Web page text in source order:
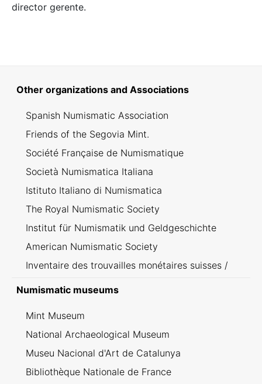
director gerente.
Other organizations and Associations
Spanish Numismatic Association
Friends of the Segovia Mint.
Société Française de Numismatique
Società Numismatica Italiana
Istituto Italiano di Numismatica
The Royal Numismatic Society
Institut für Numismatik und Geldgeschichte
American Numismatic Society
Inventaire des trouvailles monétaires suisses /
Numismatic museums
Mint Museum
National Archaeological Museum
Museu Nacional d'Art de Catalunya
Bibliothèque Nationale de France